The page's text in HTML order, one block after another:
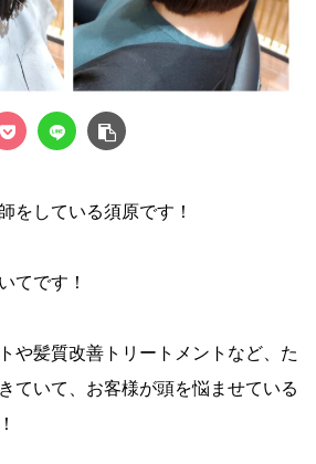
をしている須原です！
てです！
や髪質改善トリートメントなど、た
ていて、お客様が頭を悩ませている